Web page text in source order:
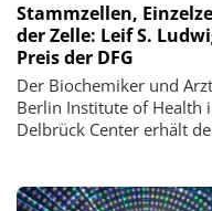
Stammzellen,
der Zelle: Leif S.
Preis der DFG
Der Biochemiker und
Berlin Institute of Health
Delbrück Center erhält